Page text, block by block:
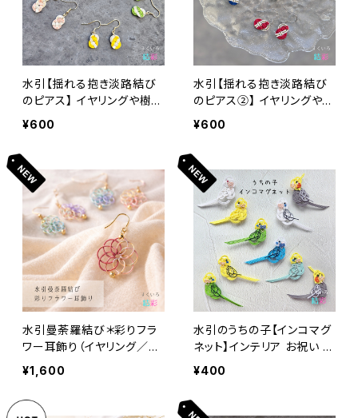
水引【揺れる抱き淡路結び
のピアス】 イヤリングや樹脂
フックへの変更可
¥600
水引【揺れる抱き淡路結び
のピアス②】 イヤリングや樹
脂フックへの変更可
¥600
水引曼荼羅結び＊彩りフラ
ワー耳飾り（イヤリング／ピ
アス）
¥1,600
水引のうちの子【インコマグ
ネット】インテリア お祝い ギ
フト
¥400